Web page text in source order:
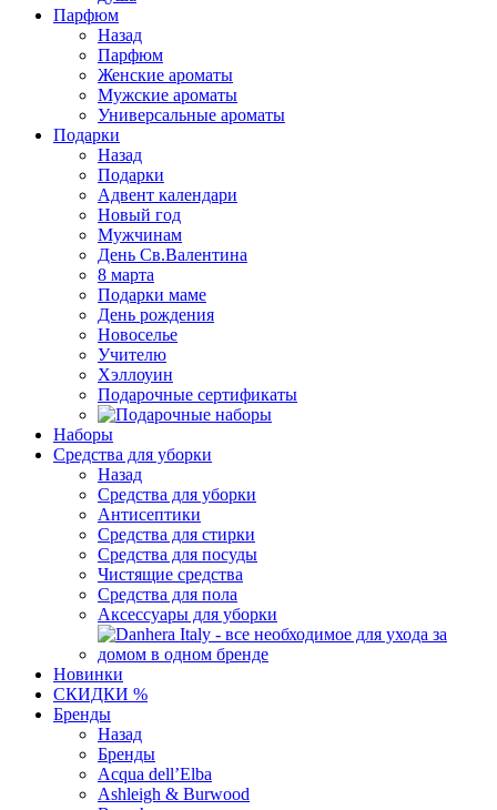
Парфюм
Назад
Парфюм
Женские ароматы
Мужские ароматы
Универсальные ароматы
Подарки
Назад
Подарки
Адвент календари
Новый год
Мужчинам
День Св.Валентина
8 марта
Подарки маме
День рождения
Новоселье
Учителю
Хэллоуин
Подарочные сертификаты
Наборы
Средства для уборки
Назад
Средства для уборки
Антисептики
Средства для стирки
Средства для посуды
Чистящие средства
Средства для пола
Аксессуары для уборки
Новинки
СКИДКИ %
Бренды
Назад
Бренды
Acqua dell’Elba
Ashleigh & Burwood